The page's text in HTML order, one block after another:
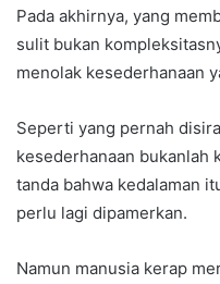
Pada akhirnya, yang
sulit bukan
menolak kesederhanaan
Seperti yang pernah
kesederhanaan bukanlah
tanda bahwa kedalaman
perlu lagi dipamerkan.
Namun manusia kerap